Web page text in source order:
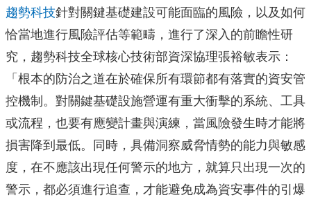
趨勢科技針對關鍵基礎建設可能面臨的風險，以及如何
恰當地進行風險評估等範疇，進行了深入的前瞻性研
究，趨勢科技全球核心技術部資深協理張裕敏表示：
「根本的防治之道在於確保所有環節都有落實的資安管
控機制。對關鍵基礎設施營運有重大衝擊的系統、工具
或流程，也要有應變計畫與演練，當風險發生時才能將
損害降到最低。同時，具備洞察威脅情勢的能力與敏感
度，在不應該出現任何警示的地方，就算只出現一次的
警示，都必須進行追查，才能避免成為資安事件的引爆